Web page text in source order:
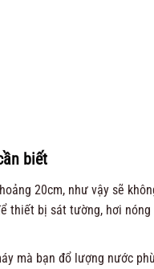
biết
20cm, như vậy sẽ
thiết bị sát tường, hơi
mà bạn đổ lượng nước